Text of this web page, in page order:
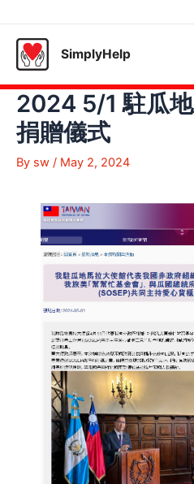
content
SimplyHelp
2024 5/1 駐瓜
捐贈儀式
By sw / May 2, 2024